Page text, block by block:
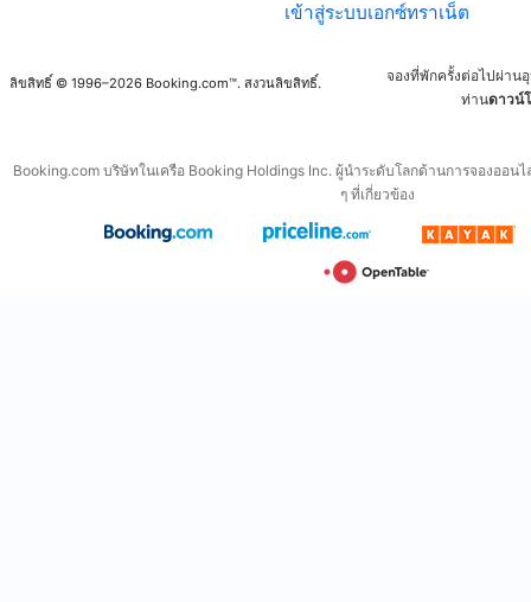
เข้าสู่ระบบเอกซ์ทราเน็ต
ลิขสิทธิ์ © 1996–2026 Booking.com™. สงวนลิขสิทธิ์.
จองที่พักครั้งต่อไปผ่าน
ท่านดาวน์
Booking.com บริษัทในเครือ Booking Holdings Inc. ผู้นำระดับโลกด้านการจองออน
ๆ ที่เกี่ยวข้อง